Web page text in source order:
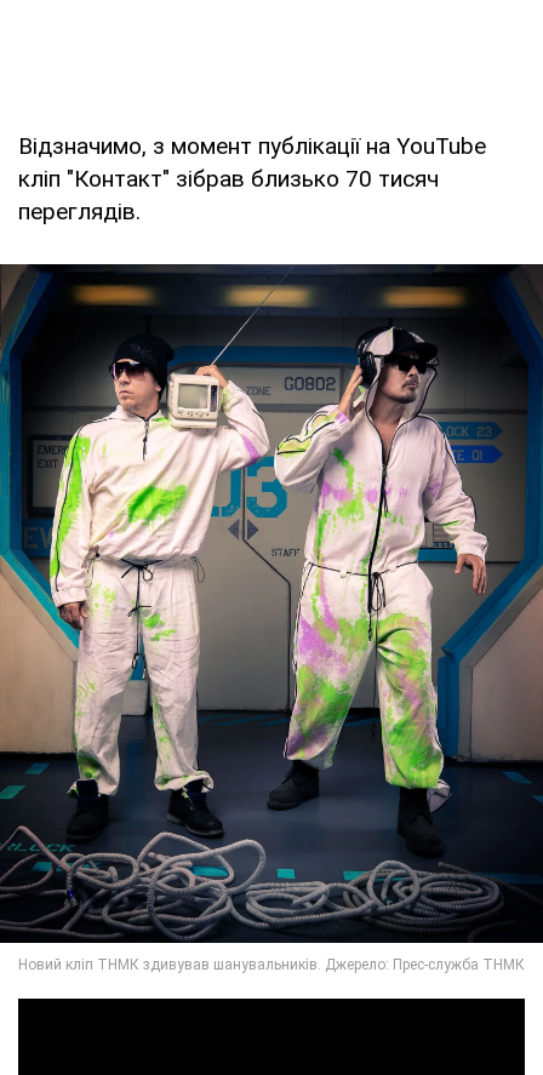
Відзначимо, з момент публікації на YouTube
кліп "Контакт" зібрав близько 70 тисяч
переглядів.